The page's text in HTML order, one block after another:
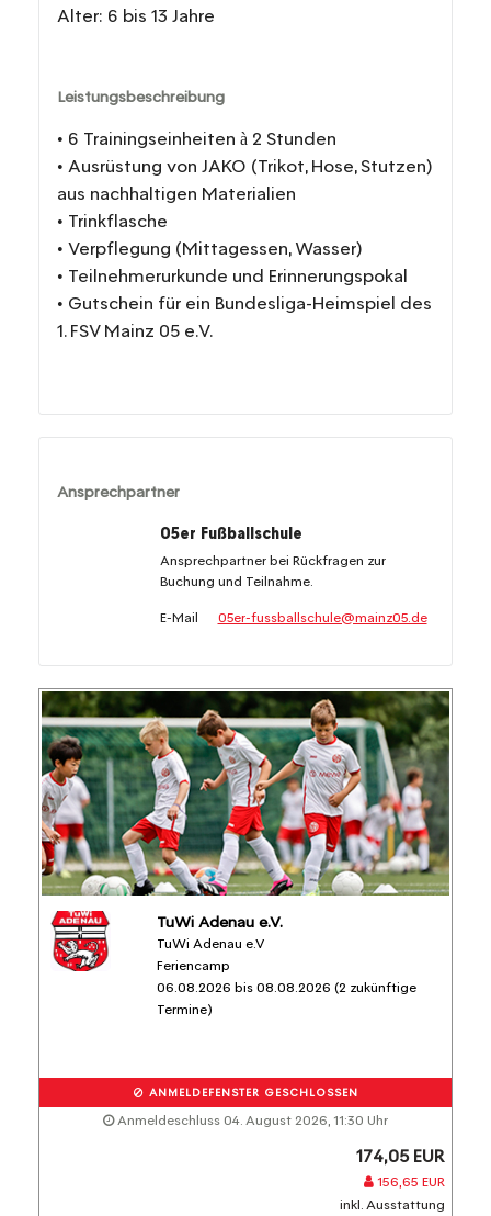
Alter: 6 bis 13 Jahre
Leistungsbeschreibung
• 6 Trainingseinheiten à 2 Stunden
• Ausrüstung von JAKO (Trikot, Hose, Stutzen)
aus nachhaltigen Materialien
• Trinkflasche
• Verpflegung (Mittagessen, Wasser)
• Teilnehmerurkunde und Erinnerungspokal
• Gutschein für ein Bundesliga-Heimspiel des
1. FSV Mainz 05 e.V.
Ansprechpartner
05er Fußballschule
Ansprechpartner bei Rückfragen zur
Buchung und Teilnahme.
E-Mail 05er-fussballschule@mainz05.de
TuWi Adenau e.V.
TuWi Adenau e.V
Feriencamp
06.08.2026 bis 08.08.2026 (2 zukünftige
Termine)
ANMELDEFENSTER GESCHLOSSEN
Anmeldeschluss 04. August 2026, 11:30 Uhr
174,05 EUR
156,65 EUR
inkl. Ausstattung